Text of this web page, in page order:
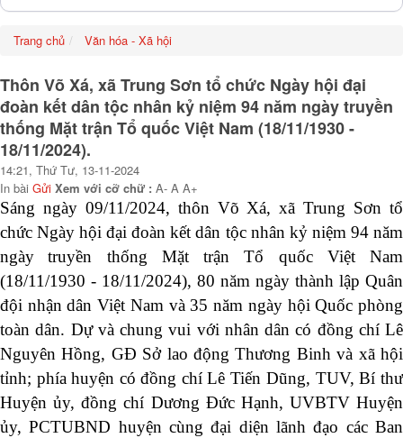
Trang chủ Văn hóa - Xã hội
Thôn Võ Xá, xã Trung Sơn tổ chức Ngày hội đại
đoàn kết dân tộc nhân kỷ niệm 94 năm ngày truyền
thống Mặt trận Tổ quốc Việt Nam (18/11/1930 -
18/11/2024).
14:21, Thứ Tư, 13-11-2024
In bài Gửi Xem với cỡ chữ : A- A A+
Sáng ngày 09/11/2024, thôn Võ Xá, xã Trung Sơn tổ
chức Ngày hội đại đoàn kết dân tộc nhân kỷ niệm 94năm
ngày
truyền thống Mặt trận Tổ quốc Việt Nam
(18/11/1930 - 18/11/2024), 80 năm ngày thành lập Quân
đội nhận dân Việt Nam và 35 năm ngày hội Quốc phòng
toàn dân. Dự và chung vui với nhân dân có đồng chí Lê
Nguyên Hồng, GĐ Sở lao động Thương Binh và xã hội
tỉnh; phía huyện có đồng chí Lê Tiến Dũng, TUV, Bí thư
Huyện ủy,đồng chí Dương Đức Hạnh, UVBTV Huyện
ủy, PCTUBND huyện cùng đại diện lãnh đạo các Ban